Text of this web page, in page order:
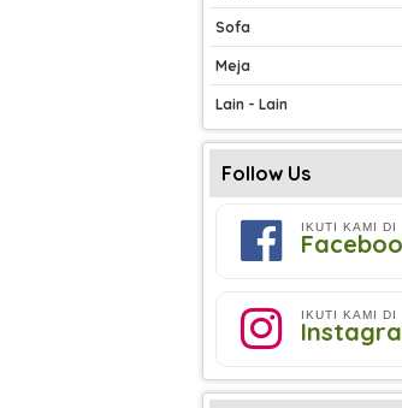
Sofa
Meja
Lain - Lain
Follow Us
IKUTI KAMI DI
IKUTI KAMI DI